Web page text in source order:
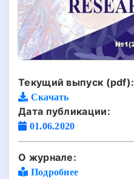
Текущий выпуск (pdf):
Скачать
Дата публикации:
01.06.2020
О журнале:
Подробнее